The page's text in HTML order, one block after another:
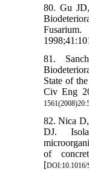
80. Gu
81.
State of
Civ Eng
82. Nica
DJ.
of
[DOI:10.1016/